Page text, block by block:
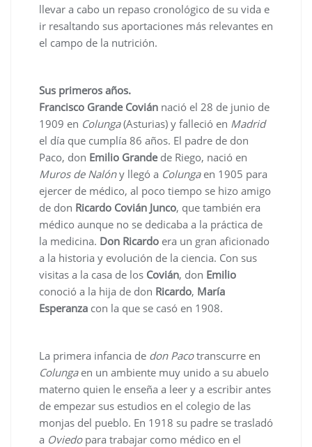
llevar a cabo un repaso cronológico de su vida e
ir resaltando sus aportaciones más relevantes en
el campo de la nutrición.
Sus primeros años.
Francisco Grande Covián nació el 28 de junio de
1909 en Colunga(Asturias) y falleció en Madrid
el día que cumplía 86 años. El padre de don
Paco, don Emilio Grandede Riego, nació en
Muros de Nalóny llegó a Colungaen 1905 para
ejercer de médico, al poco tiempo se hizo amigo
de don Ricardo Covián Junco, que también era
médico aunque no se dedicaba a la práctica de
la medicina. Don Ricardo era un gran aficionado
a la historia y evolución de la ciencia. Con sus
visitas a la casa de los Covián, don Emilio
conoció a la hija de don Ricardo, María
Esperanza con la que se casó en 1908.
La primera infancia de don Pacotranscurre en
Colungaen un ambiente muy unido a su abuelo
materno quien le enseña a leer y a escribir antes
de empezar sus estudios en el colegio de las
monjas del pueblo. En 1918 su padre se trasladó
a Oviedopara trabajar como médico en el